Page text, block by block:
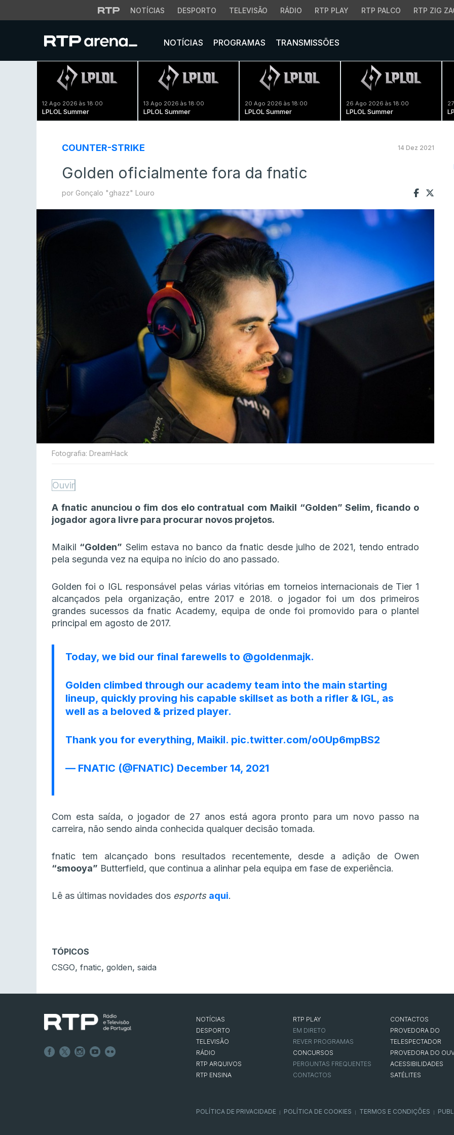
NOTÍCIAS DESPORTO TELEVISÃO RÁDIO RTP PLAY RTP PALCO RTP ZIG
NOTÍCIAS PROGRAMAS TRANSMISSÕES
12 Ago 2026 às 18:00
LPLOL Summer
13 Ago 2026 às 18:00
LPLOL Summer
20 Ago 2026 às 18:00
LPLOL Summer
26 Ago 2026 às 18:00
LPLOL Summer
COUNTER-STRIKE 14 Dez 2021
Golden oficialmente fora da fnatic
por Gonçalo "ghazz" Louro
Fotografia: DreamHack
Ouvir
A fnatic anunciou o fim dos elo contratual com Maikil “Golden” Selim, ficando o
jogador agora livre para procurar novos projetos.
Maikil “Golden” Selim estava no banco da fnatic desde julho de 2021, tendo entrado
pela segunda vez na equipa no início do ano passado.
Golden foi o IGL responsável pelas várias vitórias em torneios internacionais de Tier 1
alcançados pela organização, entre 2017 e 2018. o jogador foi um dos primeiros
grandes sucessos da fnatic Academy, equipa de onde foi promovido para o plantel
principal em agosto de 2017.
Today, we bid our final farewells to @goldenmajk.
Golden climbed through our academy team into the main starting
lineup, quickly proving his capable skillset as both a rifler & IGL, as
well as a beloved & prized player.
Thank you for everything, Maikil. pic.twitter.com/o0Up6mpBS2
— FNATIC (@FNATIC) December 14, 2021
Com esta saída, o jogador de 27 anos está agora pronto para um novo passo na
carreira, não sendo ainda conhecida qualquer decisão tomada.
fnatic tem alcançado bons resultados recentemente, desde a adição de Owen
“smooya” Butterfield, que continua a alinhar pela equipa em fase de experiência.
Lê as últimas novidades dos esports aqui.
TÓPICOS
CSGO, fnatic, golden, saida
NOTÍCIAS
DESPORTO
TELEVISÃO
RÁDIO
RTP ARQUIVOS
RTP ENSINA
RTP PLAY
EM DIRETO
REVER PROGRAMAS
CONCURSOS
PERGUNTAS FREQUENTES
CONTACTOS
CONTACTOS
PROVEDORA DO
TELESPECTADOR
PROVEDORA DO
ACESSIBILIDADES
SATÉLITES
POLÍTICA DE PRIVACIDADE POLÍTICA DE COOKIES TERMOS E CONDIÇÕES